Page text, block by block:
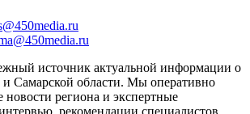
источник актуальной информации о
Самарской области. Мы оперативно
новости региона и экспертные